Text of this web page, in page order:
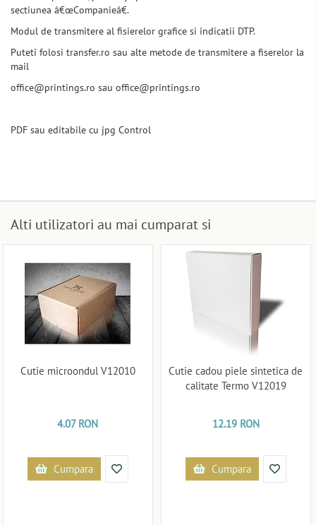
sectiunea â€œCompanieâ€.
Modul de transmitere al fisierelor grafice si indicatii DTP.
Puteti folosi transfer.ro sau alte metode de transmitere a fiserelor la
mail
office@printings.ro sau office@printings.ro
PDF sau editabile cu jpg Control
Alti utilizatori au mai cumparat si
Cutie microondul V12010
4.07 RON
Cumpara
Cutie cadou piele sintetica de
calitate Termo V12019
12.19 RON
Cumpara